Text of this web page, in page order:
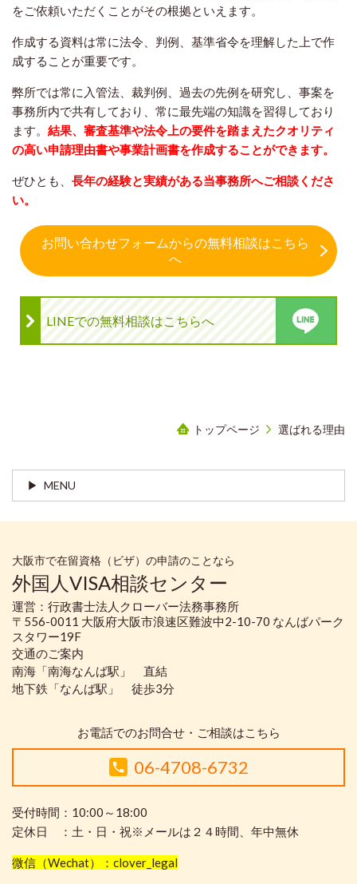
をご依頼いただくことがその根拠といえます。
作成する資料は常に法令、判例、基準省令を理解した上で作
成することが重要です。
弊所では常に入管法、裁判例、過去の先例を研究し、事案を
事務所内で共有しており、常に最先端の知識を習得しており
ます。 結果、審査基準や法令上の要件を踏まえたクオリティ
の高い申請理由書や事業計画書を作成することができます。
ぜひとも、 長年の経験と実績がある当事務所へご相談くださ
い。
お問い合わせフォームからの無料相談はこちら
へ
LINEでの無料相談はこちらへ
トップページ 選ばれる理由
MENU
大阪市で在留資格（ビザ）の申請のことなら
外国人VISA相談センター
運営：行政書士法人クローバー法務事務所
〒556-0011 大阪府大阪市浪速区難波中2-10-70 なんばパーク
スタワー19F
交通のご案内
南海「南海なんば駅」 直結
地下鉄「なんば駅」 徒歩3分
お電話でのお問合せ・ご相談はこちら
06-4708-6732
受付時間：10:00～18:00
定休日 ：土・日・祝※メールは２４時間、年中無休
微信（Wechat）：clover_legal